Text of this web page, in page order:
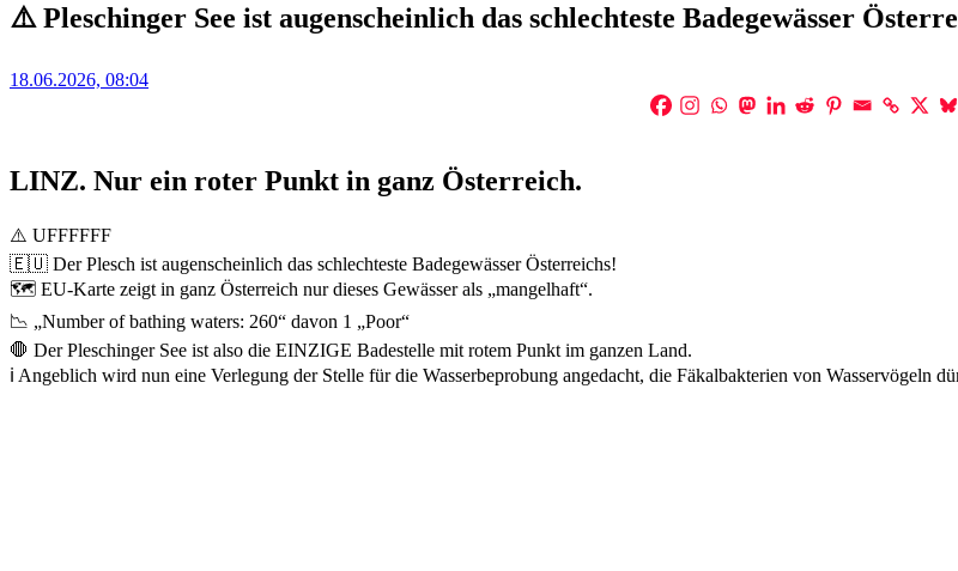
⚠️ Pleschinger See ist augenscheinlich das schlechteste Badegewässer
Posted
18.06.2026, 08:04
LINZ. Nur ein roter Punkt in ganz Österreich.
⚠️ UFFFFFF
🇪🇺 Der Plesch ist augenscheinlich das schlechteste Badegewässer Österreichs!
🗺️ EU-Karte zeigt in ganz Österreich nur dieses Gewässer als „mangelhaft“.
📉 „Number of bathing waters: 260“ davon 1 „Poor“
🛑 Der Pleschinger See ist also die EINZIGE Badestelle mit rotem Punkt im ganzen Land.
ℹ️ Angeblich wird nun eine Verlegung der Stelle für die Wasserbeprobung angedacht, die Fäkalbakterien von Wasservögeln